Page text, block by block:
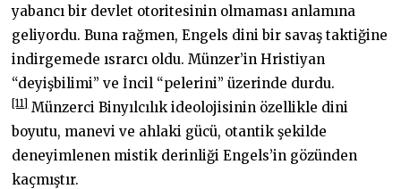
yabancı bir devlet otoritesinin olmaması anlamına
geliyordu. Buna rağmen, Engels dini bir savaş taktiğine
indirgemede ısrarcı oldu. Münzer’in Hristiyan
“deyişbilimi” ve İncil “pelerini” üzerinde durdu.
[11] Münzerci Binyılcılık ideolojisinin özellikle dini
boyutu, manevi ve ahlaki gücü, otantik şekilde
deneyimlenen mistik derinliği Engels’in gözünden
kaçmıştır.